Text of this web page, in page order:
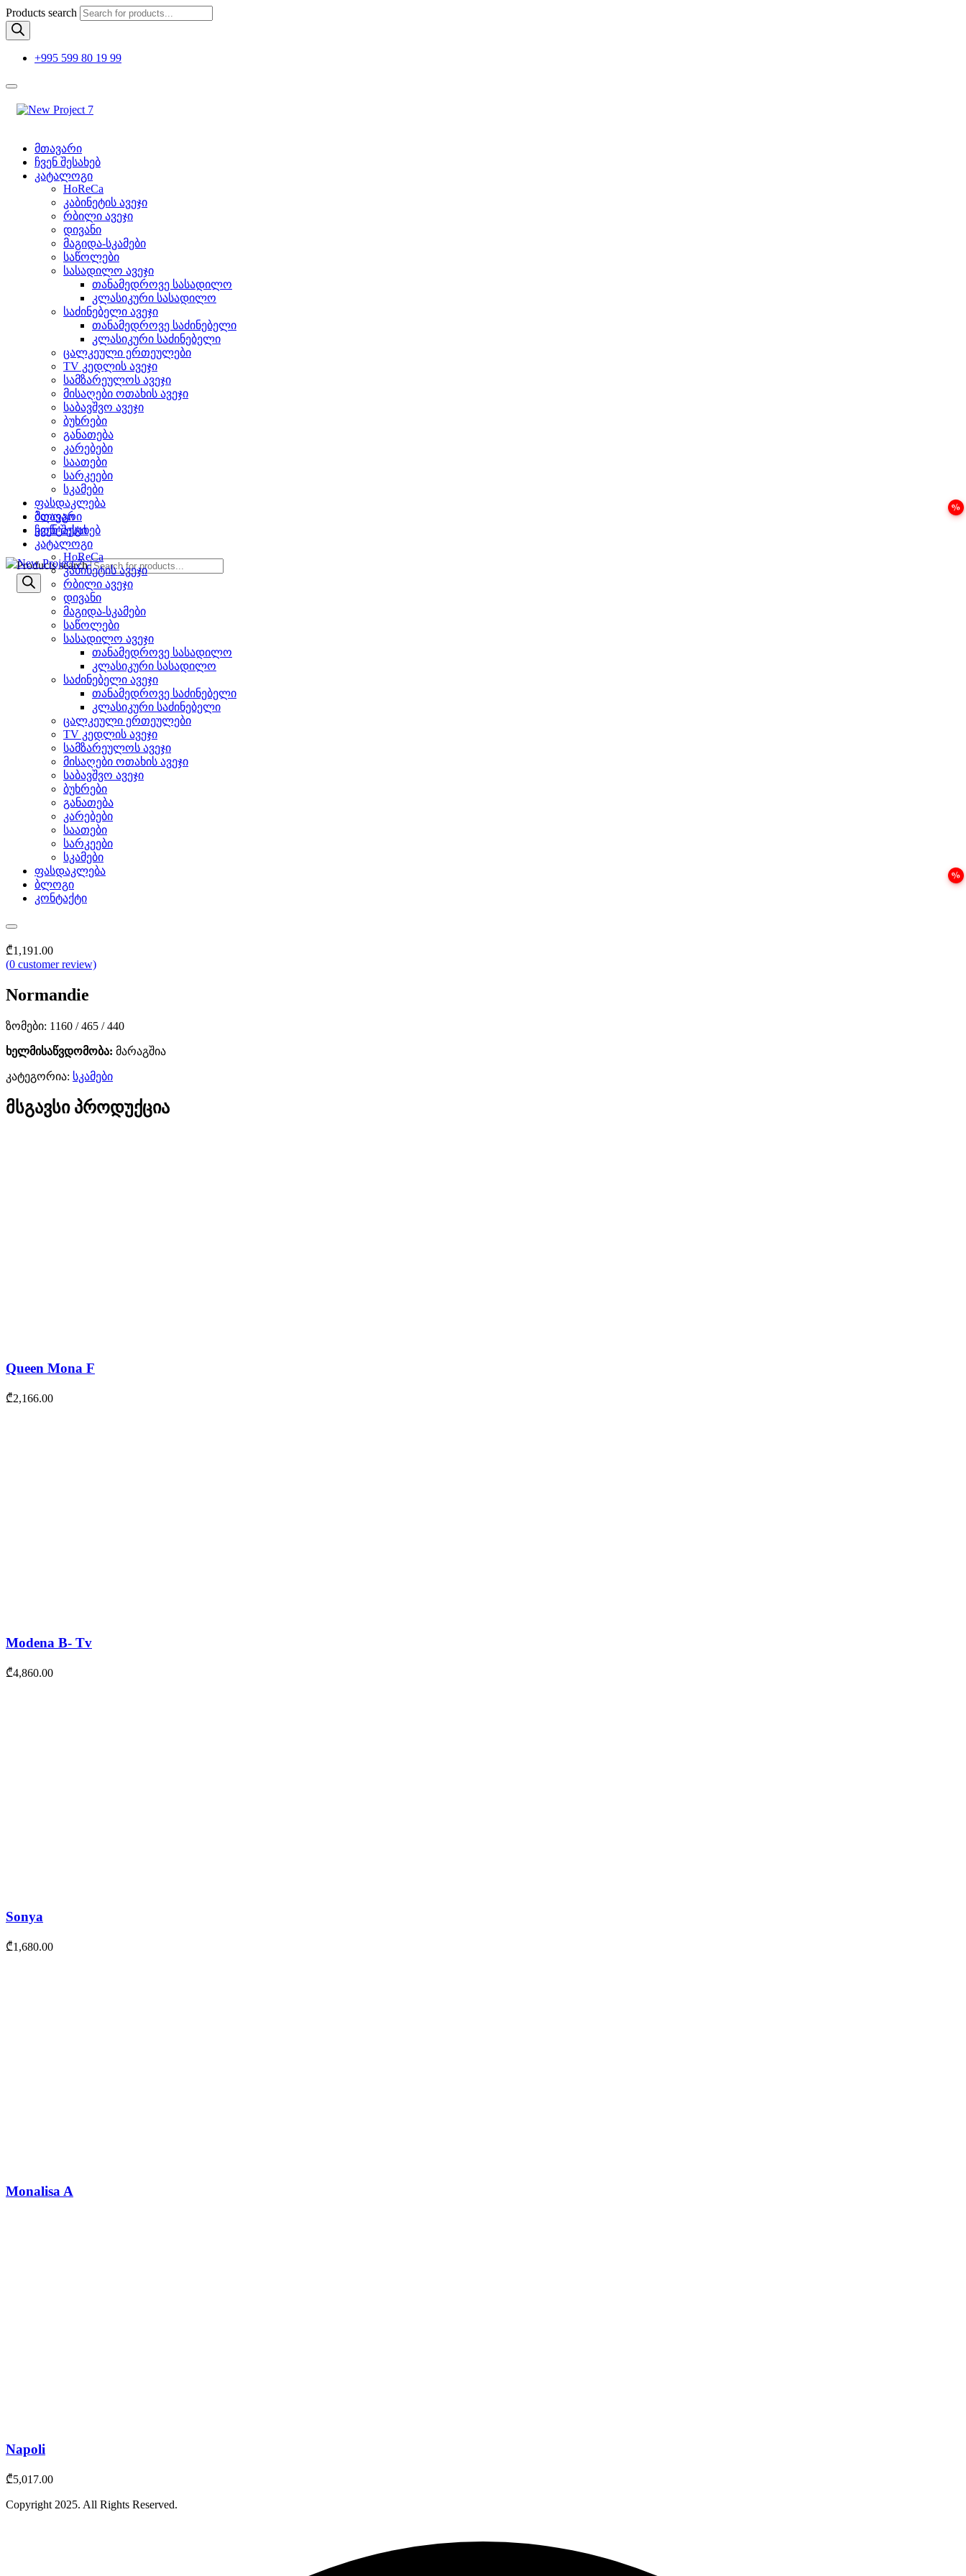
Products search
+995 599 80 19 99
მთავარი
ჩვენ შესახებ
კატალოგი
HoReCa
კაბინეტის ავეჯი
რბილი ავეჯი
დივანი
მაგიდა-სკამები
საწოლები
სასადილო ავეჯი
თანამედროვე სასადილო
კლასიკური სასადილო
საძინებელი ავეჯი
თანამედროვე საძინებელი
კლასიკური საძინებელი
ცალკეული ერთეულები
TV კედლის ავეჯი
სამზარეულოს ავეჯი
მისაღები ოთახის ავეჯი
საბავშვო ავეჯი
ბუხრები
განათება
კარებები
საათები
სარკეები
სკამები
ფასდაკლება
ბლოგი
კონტაქტი
Products search
მთავარი
ჩვენ შესახებ
კატალოგი
HoReCa
კაბინეტის ავეჯი
რბილი ავეჯი
დივანი
მაგიდა-სკამები
საწოლები
სასადილო ავეჯი
თანამედროვე სასადილო
კლასიკური სასადილო
საძინებელი ავეჯი
თანამედროვე საძინებელი
კლასიკური საძინებელი
ცალკეული ერთეულები
TV კედლის ავეჯი
სამზარეულოს ავეჯი
მისაღები ოთახის ავეჯი
საბავშვო ავეჯი
ბუხრები
განათება
კარებები
საათები
სარკეები
სკამები
ფასდაკლება
ბლოგი
კონტაქტი
₾1,191.00
(0 customer review)
Normandie
ზომები: 1160 / 465 / 440
ხელმისაწვდომობა: მარაგშია
კატეგორია: სკამები
მსგავსი პროდუქცია
Queen Mona F
₾2,166.00
Modena B- Tv
₾4,860.00
Sonya
₾1,680.00
Monalisa A
Napoli
₾5,017.00
Copyright 2025. All Rights Reserved.